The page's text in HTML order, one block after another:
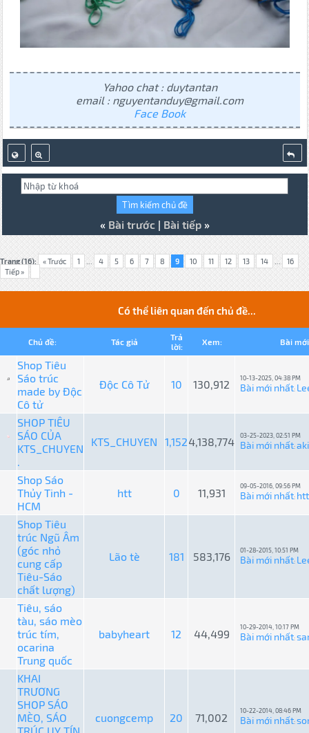
Yahoo chat : duytantan
email : nguyentanduy@gmail.com
Face Book
« Bài trước| Bài tiếp»
Trang (16): « Trước 1 ... 4 5 6 7 8 9 10 11 12 13 14 ...
16
Tiếp »
Có thể liên quan đến chủ đề...
Chủ đề: Tác giả
Trả
lời:
Xem: Bài
Shop Tiêu
Sáo trúc
made by Độc
Cô tử
Độc Cô Tử 10 130,912 10-13-2025, 04:38 PM
Bài mới nhất:
SHOP TIÊU
SÁO CỦA
KTS_CHUYEN
.
KTS_CHUYEN 1,1524,138,774 03-25-2023, 02:51 PM
Bài mới nhất:
Shop Sáo
Thủy Tinh -
HCM
htt 0 11,931
09-05-2016, 09:56 PM
Bài mới nhất: htt
Shop Tiêu
trúc Ngũ Âm
(góc nhỏ
cung cấp
Tiêu-Sáo
chất lượng)
Lão tè 181 583,176 01-28-2015, 10:51 PM
Bài mới nhất:
Tiêu, sáo
tàu, sáo mèo
trúc tím,
ocarina
Trung quốc
babyheart 12 44,499
10-29-2014, 10:17 PM
Bài mới nhất:
KHAI
TRƯƠNG
SHOP SÁO
MÈO, SÁO
cuongcemp 20 71,002
10-22-2014, 08:46 PM
Bài mới nhất: